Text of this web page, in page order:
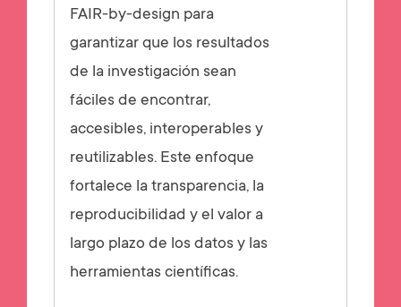
FAIR-by-design para
garantizar que los resultados
de la investigación sean
fáciles de encontrar,
accesibles, interoperables y
reutilizables. Este enfoque
fortalece la transparencia, la
reproducibilidad y el valor a
largo plazo de los datos y las
herramientas científicas.